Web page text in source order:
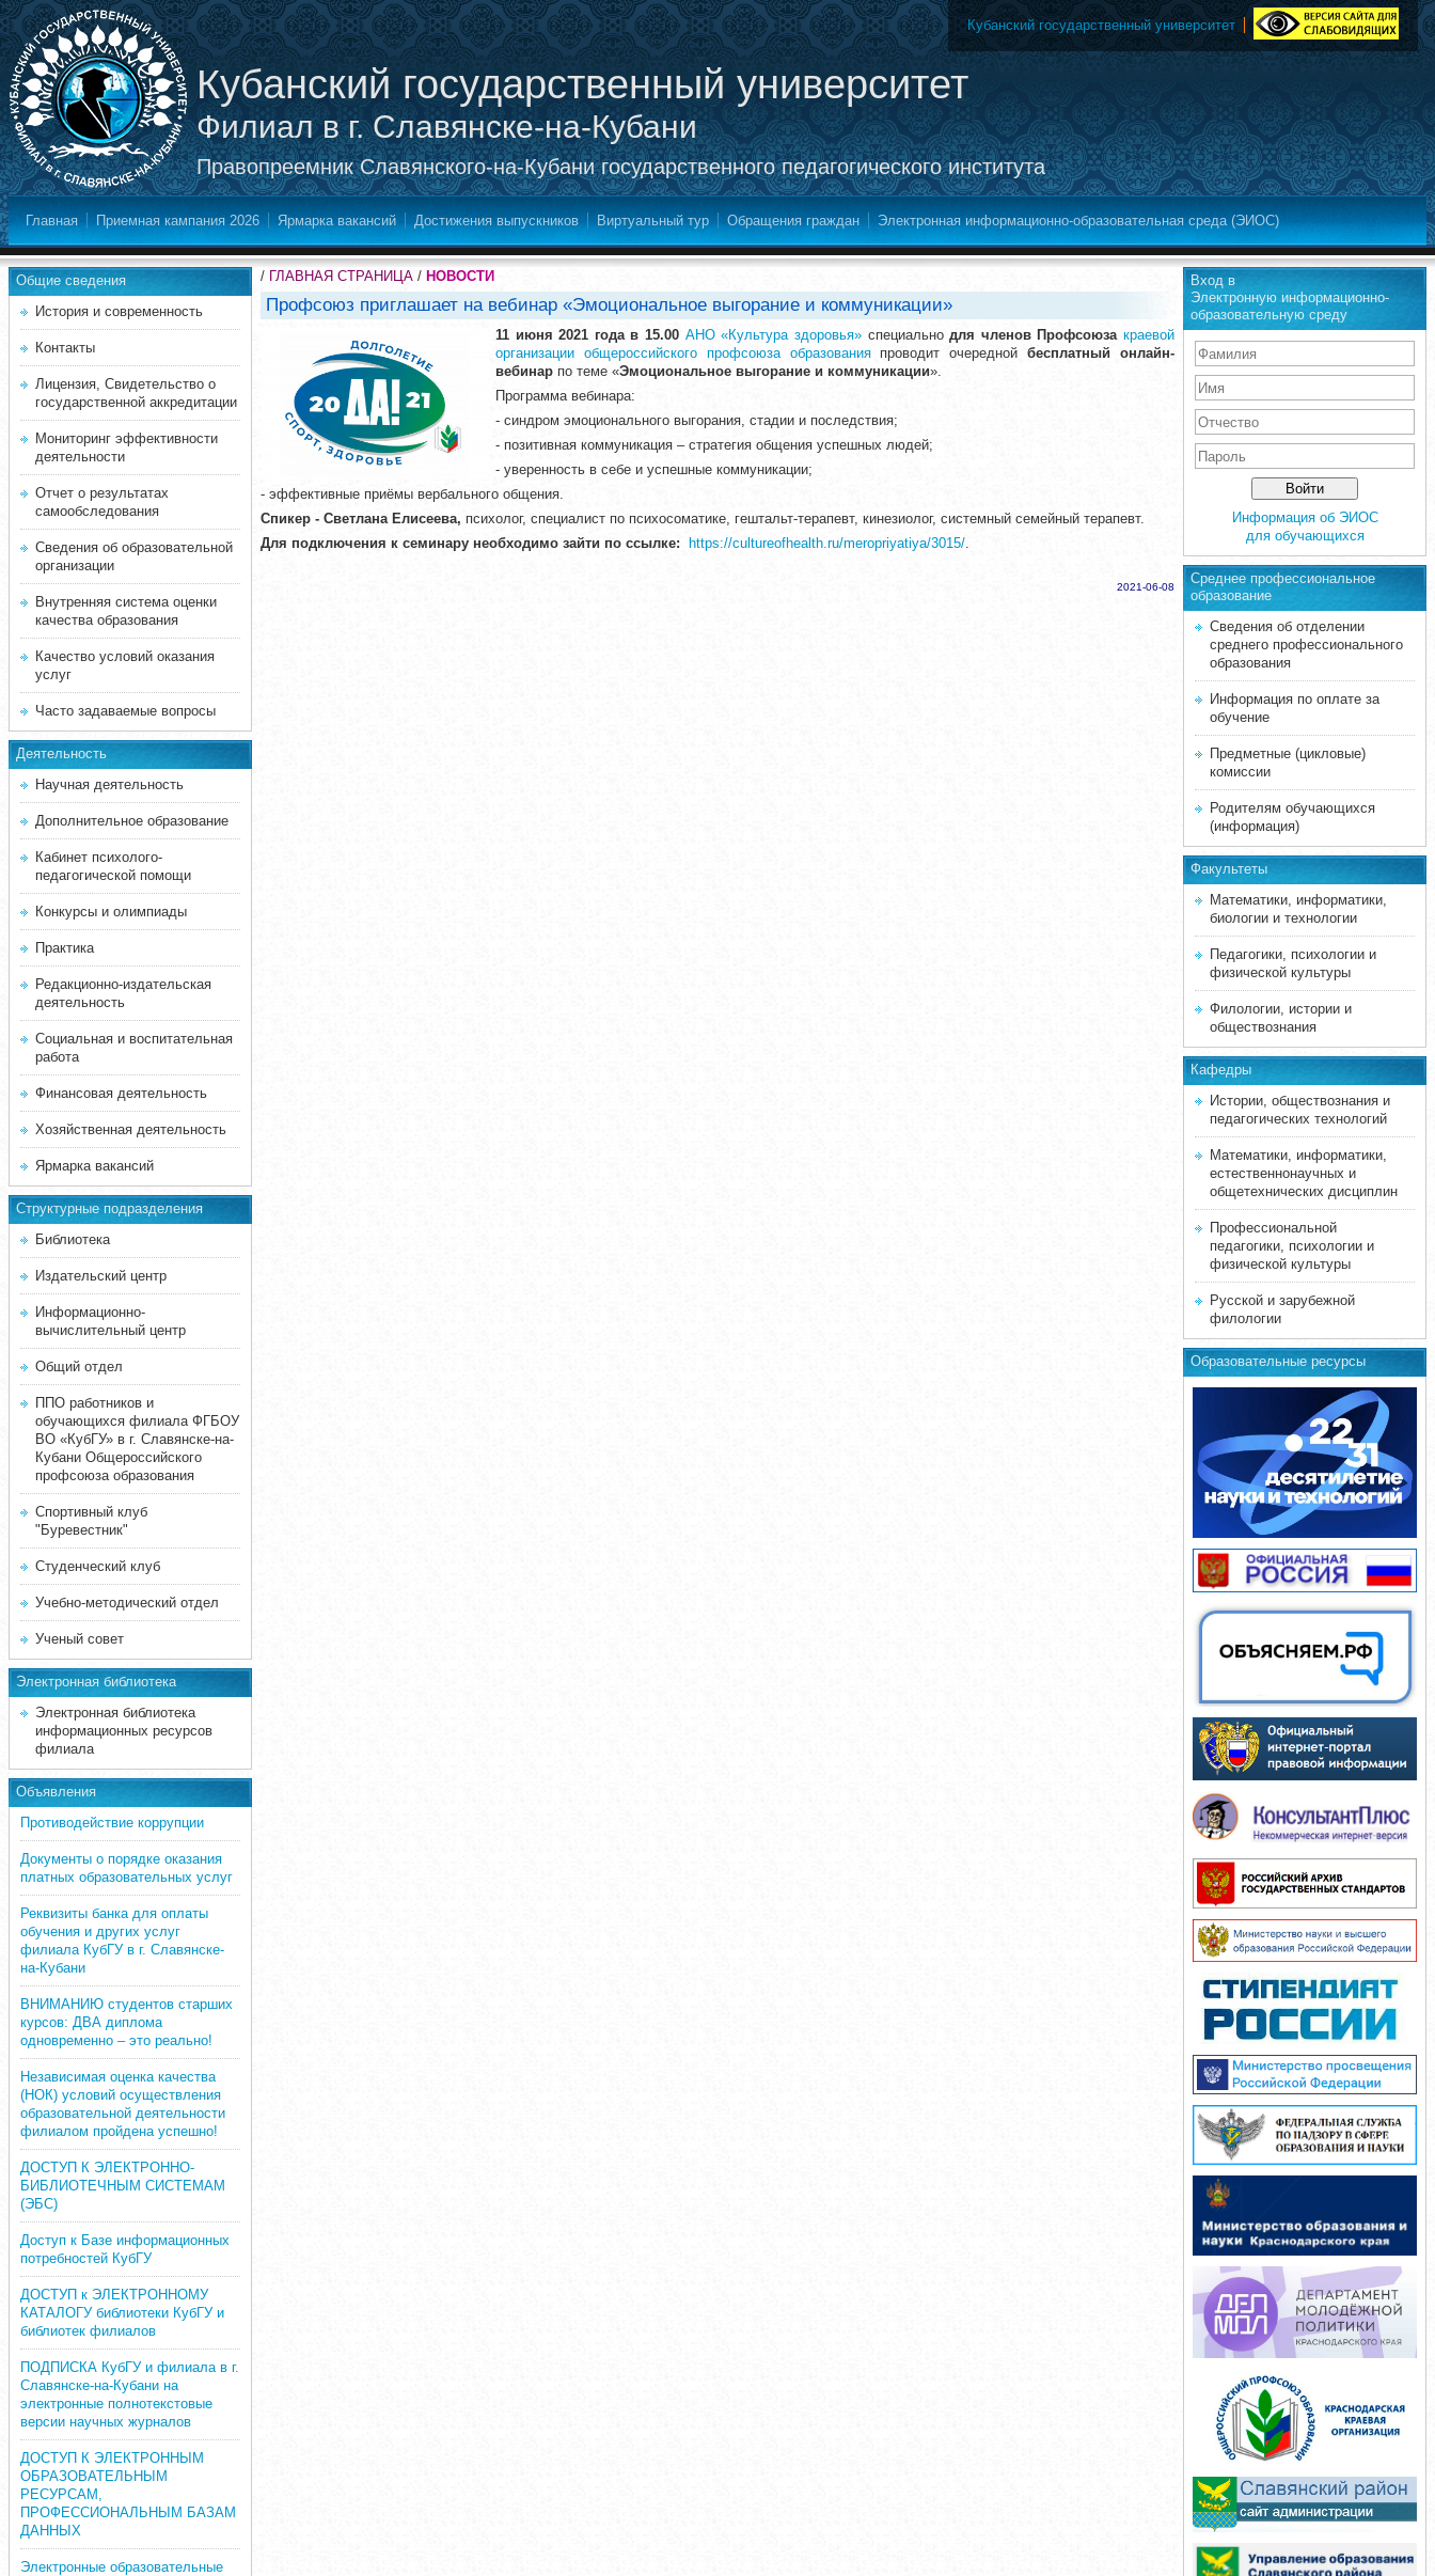
Кубанский государственный университет
Филиал в г. Славянске-на-Кубани
Правопреемник Славянского-на-Кубани государственного педагогического института
Кубанский государственный университет
Главная Приемная кампания 2026 Ярмарка вакансий Достижения выпускников Виртуальный тур Обращения граждан Электронная информационно-образовательная среда (ЭИОС)
Общие сведения
История и современность
Контакты
Лицензия, Свидетельство о
государственной аккредитации
Мониторинг эффективности
деятельности
Отчет о результатах
самообследования
Сведения об образовательной
организации
Внутренняя система оценки
качества образования
Качество условий оказания
услуг
Часто задаваемые вопросы
Деятельность
Научная деятельность
Дополнительное образование
Кабинет психолого-
педагогической помощи
Конкурсы и олимпиады
Практика
Редакционно-издательская
деятельность
Социальная и воспитательная
работа
Финансовая деятельность
Хозяйственная деятельность
Ярмарка вакансий
Структурные подразделения
Библиотека
Издательский центр
Информационно-
вычислительный центр
Общий отдел
ППО работников и
обучающихся филиала ФГБОУ
ВО «КубГУ» в г. Славянске-на-
Кубани Общероссийского
профсоюза образования
Спортивный клуб
"Буревестник"
Студенческий клуб
Учебно-методический отдел
Ученый совет
Электронная библиотека
Электронная библиотека
информационных ресурсов
филиала
Объявления
Противодействие коррупции
Документы о порядке оказания
платных образовательных услуг
Реквизиты банка для оплаты
обучения и других услуг
филиала КубГУ в г. Славянске-
на-Кубани
ВНИМАНИЮ студентов старших
курсов: ДВА диплома
одновременно – это реально!
Независимая оценка качества
(НОК) условий осуществления
образовательной деятельности
филиалом пройдена успешно!
ДОСТУП К ЭЛЕКТРОННО-
БИБЛИОТЕЧНЫМ СИСТЕМАМ
(ЭБС)
Доступ к Базе информационных
потребностей КубГУ
ДОСТУП к ЭЛЕКТРОННОМУ
КАТАЛОГУ библиотеки КубГУ и
библиотек филиалов
ПОДПИСКА КубГУ и филиала в г.
Славянске-на-Кубани на
электронные полнотекстовые
версии научных журналов
ДОСТУП К ЭЛЕКТРОННЫМ
ОБРАЗОВАТЕЛЬНЫМ
РЕСУРСАМ,
ПРОФЕССИОНАЛЬНЫМ БАЗАМ
ДАННЫХ
Электронные образовательные
/ ГЛАВНАЯ СТРАНИЦА / НОВОСТИ
Профсоюз приглашает на вебинар «Эмоциональное выгорание и коммуникации»
11 июня 2021 года в 15.00 АНО «Культура здоровья»специальнодля членов Профсоюза краевой
организации общероссийского профсоюза образованияпроводит очереднойбесплатный онлайн-
вебинар по теме «Эмоциональное выгорание и коммуникации».
Программа вебинара:
- синдром эмоционального выгорания, стадии и последствия;
- позитивная коммуникация – стратегия общения успешных людей;
- уверенность в себе и успешные коммуникации;
- эффективные приёмы вербального общения.
Спикер - СветланаЕлисеева, психолог, специалист по психосоматике, гештальт-терапевт, кинезиолог, системный семейный терапевт.
Для подключения к семинару необходимо зайти по ссылке:
https://cultureofhealth.ru/meropriyatiya/3015/.
2021-06-08
Вход в
Электронную информационно-
образовательную среду
Информация об ЭИОС
для обучающихся
Среднее професcиональное
образование
Сведения об отделении
среднего профессионального
образования
Информация по оплате за
обучение
Предметные (цикловые)
комиссии
Родителям обучающихся
(информация)
Факультеты
Математики, информатики,
биологии и технологии
Педагогики, психологии и
физической культуры
Филологии, истории и
обществознания
Кафедры
Истории, обществознания и
педагогических технологий
Математики, информатики,
естественнонаучных и
общетехнических дисциплин
Профессиональной
педагогики, психологии и
физической культуры
Русской и зарубежной
филологии
Образовательные ресурсы